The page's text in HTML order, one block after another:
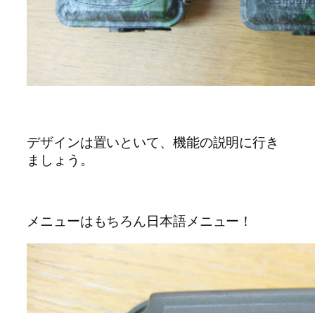
デザインは置いといて、機能の説明に行き
ましょう。
メニューはもちろん日本語メニュー！